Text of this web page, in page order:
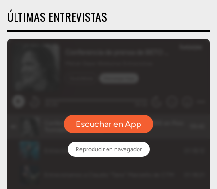
ÚLTIMAS ENTREVISTAS